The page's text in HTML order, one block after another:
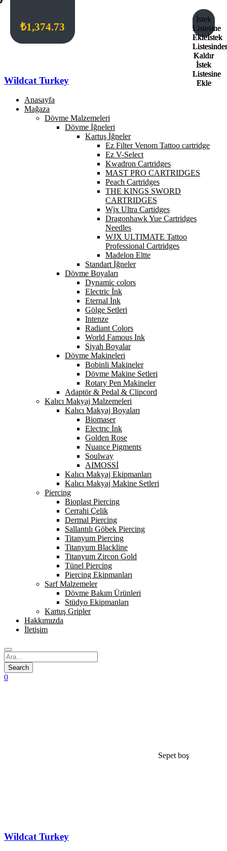
Wildcat Turkey
Anasayfa
Mağaza
Dövme Malzemeleri
Dövme İğneleri
Kartuş İğneler
Ez Filter Venom Tattoo cartridge
Ez V-Select
Kwadron Cartridges
MAST PRO CARTRIDGES
Peach Cartridges
THE KINGS SWORD
CARTRIDGES
Wjx Ultra Cartidges
Dragonhawk Yue Cartridges
Needles
WJX ULTIMATE Tattoo
Professional Cartridges
Madelon Eltte
Standart İğneler
Dövme Boyaları
Dynamic colors
Electric İnk
Eternal İnk
Gölge Setleri
Intenze
Radiant Colors
World Famous Ink
Siyah Boyalar
Dövme Makineleri
Bobinli Makineler
Dövme Makine Setleri
Rotary Pen Makineler
Adaptör & Pedal & Clipcord
Kalıcı Makyaj Malzemeleri
Kalıcı Makyaj Boyaları
Biomaser
Electrıc İnk
Golden Rose
Nuance Pigments
Soulway
AIMOSSİ
Kalıcı Makyaj Ekipmanları
Kalıcı Makyaj Makine Setleri
Piercing
Bioplast Piercing
Cerrahi Çelik
Dermal Piercing
Sallantılı Göbek Piercing
Titanyum Piercing
Titanyum Blackline
Titanyum Zircon Gold
Tünel Piercing
Piercing Ekipmanları
Sarf Malzemeler
Dövme Bakım Ürünleri
Stüdyo Ekipmanları
Kartuş Gripler
Hakkımızda
İletişim
0
Sepet boş
Wildcat Turkey
₺55.59
İstek
Listesine
Ekleİstek
Kaldır
İstek
Listesine
Ekle
₺439.91
İstek
Listesine
Ekleİstek
Kaldır
İstek
Listesine
Ekle
₺577.38
İstek
Listesine
Ekleİstek
Kaldır
İstek
Listesine
Ekle
₺1,374.73
İstek
Listesine
Ekleİstek
Kaldır
İstek
Listesine
Ekle